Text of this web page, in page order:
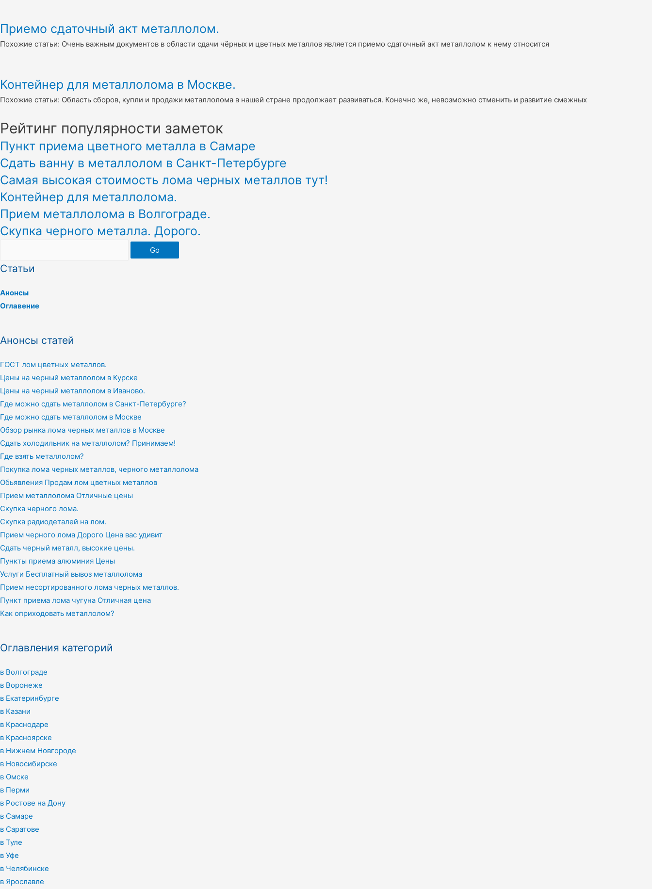
Приемо сдаточный акт металлолом.
Похожие статьи: Очень важным документов в области сдачи чёрных и цветных металлов является приемо сдаточный акт металлолом к нему относится
Контейнер для металлолома в Москве.
Похожие статьи: Область сборов, купли и продажи металлолома в нашей стране продолжает развиваться. Конечно же, невозможно отменить и развитие смежных
Рейтинг популярности заметок
Пункт приема цветного металла в Самаре
Сдать ванну в металлолом в Санкт-Петербурге
Самая высокая стоимость лома черных металлов тут!
Контейнер для металлолома.
Прием металлолома в Волгограде.
Скупка черного металла. Дорого.
Go
Статьи
Анонсы
Оглавение
Анонсы статей
ГОСТ лом цветных металлов.
Цены на черный металлолом в Курске
Цены на черный металлолом в Иваново.
Где можно сдать металлолом в Санкт-Петербурге?
Где можно сдать металлолом в Москве
Обзор рынка лома черных металлов в Москве
Сдать холодильник на металлолом? Принимаем!
Где взять металлолом?
Покупка лома черных металлов, черного металлолома
Обьявления Продам лом цветных металлов
Прием металлолома Отличные цены
Скупка черного лома.
Скупка радиодеталей на лом.
Прием черного лома Дорого Цена вас удивит
Сдать черный металл, высокие цены.
Пункты приема алюминия Цены
Услуги Бесплатный вывоз металлолома
Прием несортированного лома черных металлов.
Пункт приема лома чугуна Отличная цена
Как оприходовать металлолом?
Оглавления категорий
в Волгограде
в Воронеже
в Екатеринбурге
в Казани
в Краснодаре
в Красноярске
в Нижнем Новгороде
в Новосибирске
в Омске
в Перми
в Ростове на Дону
в Самаре
в Саратове
в Туле
в Уфе
в Челябинске
в Ярославле